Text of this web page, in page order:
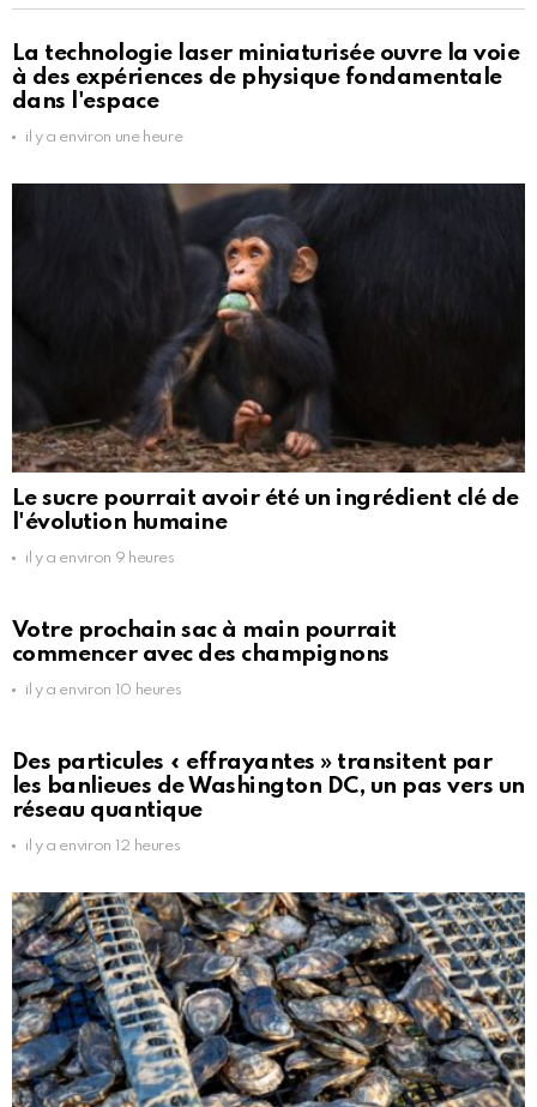
La technologie laser miniaturisée ouvre la voie
à des expériences de physique fondamentale
dans l'espace
il y a environ une heure
Le sucre pourrait avoir été un ingrédient clé de
l'évolution humaine
il y a environ 9 heures
Votre prochain sac à main pourrait
commencer avec des champignons
il y a environ 10 heures
Des particules « effrayantes » transitent par
les banlieues de Washington DC, un pas vers un
réseau quantique
il y a environ 12 heures